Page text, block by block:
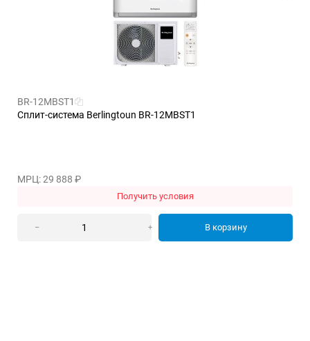
BR-12MBST1
Сплит-система Berlingtoun BR-12MBST1
МРЦ: 29 888 ₽
Получить условия
– + В корзину